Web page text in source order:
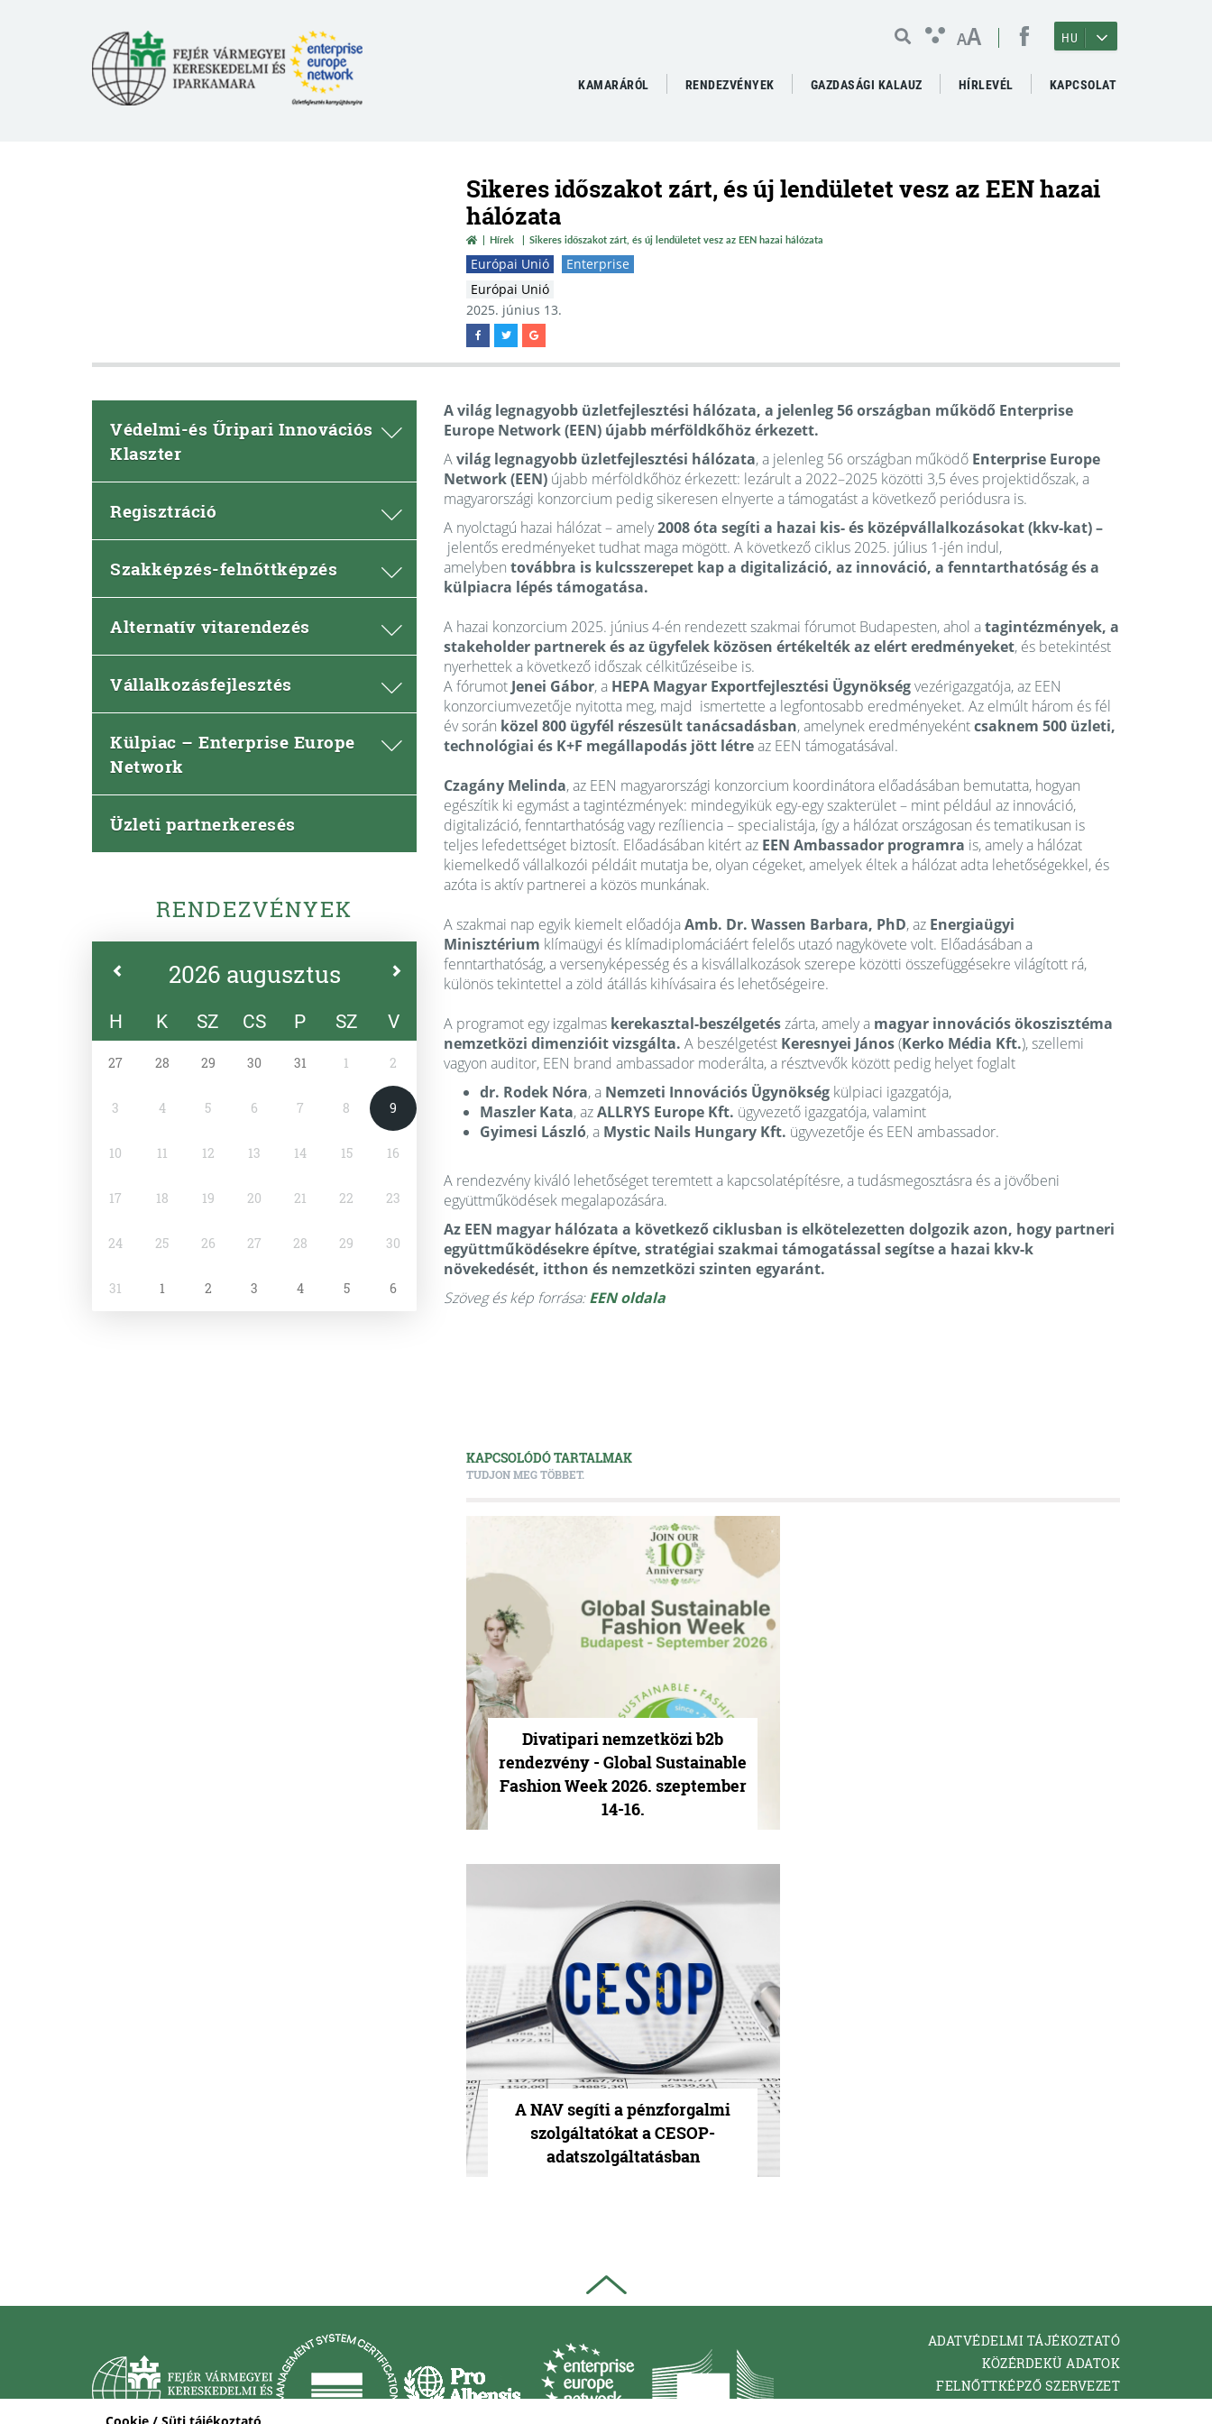
AA HU
KAMARÁRÓL RENDEZVÉNYEK GAZDASÁGI KALAUZ HÍRLEVÉL KAPCSOLAT
Sikeres időszakot zárt, és új lendületet vesz az EEN hazai
hálózata
Hírek Sikeres időszakot zárt, és új lendületet vesz az EEN hazai hálózata
Európai Unió
Enterprise
Európai Unió
2025. június 13.
Védelmi-és Űripari Innovációs
Klaszter
Regisztráció
Szakképzés-felnőttképzés
Alternatív vitarendezés
Vállalkozásfejlesztés
Külpiac – Enterprise Europe
Network
Üzleti partnerkeresés
RENDEZVÉNYEK
2026 augusztus
H K SZ CS P SZ V
27 28 29 30 31 1 2
3 4 5 6 7 8 9
10 11 12 13 14 15 16
17 18 19 20 21 22 23
24 25 26 27 28 29 30
31 1 2 3 4 5 6
A világ legnagyobb üzletfejlesztési hálózata, a jelenleg 56 országban működő Enterprise
Europe Network (EEN) újabb mérföldkőhöz érkezett.
Avilág legnagyobb üzletfejlesztési hálózata, a jelenleg 56 országban működő Enterprise Europe
Network (EEN) újabb mérföldkőhöz érkezett: lezárult a 2022–2025 közötti 3,5 éves projektidőszak, a
magyarországi konzorcium pedig sikeresen elnyerte a támogatást a következő periódusra is.
A nyolctagú hazai hálózat – amely2008 óta segíti a hazai kis- és középvállalkozásokat (kkv-kat) –
jelentős eredményeket tudhat maga mögött. A következő ciklus 2025. július 1-jén indul,
amelyben továbbra is kulcsszerepet kap a digitalizáció, az innováció, a fenntarthatóság és a
külpiacra lépés támogatása.
A hazai konzorcium 2025. június 4-én rendezett szakmai fórumot Budapesten, ahol atagintézmények, a
stakeholder partnerek és az ügyfelek közösen értékelték az elért eredményeket, és betekintést
nyerhettek a következő időszak célkitűzéseibe is.
A fórumot Jenei Gábor, a HEPA Magyar Exportfejlesztési Ügynökségvezérigazgatója, az EEN
konzorciumvezetője nyitotta meg, majd ismertette a legfontosabb eredményeket. Az elmúlt három és fél
év során közel 800 ügyfél részesült tanácsadásban, amelynek eredményekéntcsaknem 500 üzleti,
technológiai és K+F megállapodás jött létreaz EEN támogatásával.
Czagány Melinda, az EEN magyarországi konzorcium koordinátora előadásában bemutatta, hogyan
egészítik ki egymást a tagintézmények: mindegyikük egy-egy szakterület – mint például az innováció,
digitalizáció, fenntarthatóság vagy rezíliencia – specialistája, így a hálózat országosan és tematikusan is
teljes lefedettséget biztosít. Előadásában kitért az EEN Ambassador programra is, amely a hálózat
kiemelkedő vállalkozói példáit mutatja be, olyan cégeket, amelyek éltek a hálózat adta lehetőségekkel, és
azóta is aktív partnerei a közös munkának.
A szakmai nap egyik kiemelt előadójaAmb. Dr. Wassen Barbara, PhD, az Energiaügyi
Minisztérium klímaügyi és klímadiplomáciáért felelős utazó nagykövete volt. Előadásában a
fenntarthatóság, a versenyképesség és a kisvállalkozások szerepe közötti összefüggésekre világított rá,
különös tekintettel a zöld átállás kihívásaira és lehetőségeire.
A programot egy izgalmas kerekasztal-beszélgetészárta, amely a magyar innovációs ökoszisztéma
nemzetközi dimenzióit vizsgálta. A beszélgetést Keresnyei János(Kerko Média Kft.), szellemi
vagyon auditor, EEN brand ambassador moderálta, a résztvevők között pedig helyet foglalt
dr. Rodek Nóra, a Nemzeti Innovációs Ügynökség külpiaci igazgatója,
Maszler Kata, azALLRYS Europe Kft. ügyvezető igazgatója, valamint
Gyimesi László, a Mystic Nails Hungary Kft. ügyvezetője és EEN ambassador.
A rendezvény kiváló lehetőséget teremtett a kapcsolatépítésre, a tudásmegosztásra és a jövőbeni
együttműködések megalapozására.
Az EEN magyar hálózata a következő ciklusban is elkötelezetten dolgozik azon, hogy partneri
együttműködésekre építve, stratégiai szakmai támogatással segítse a hazai kkv-k
növekedését, itthon és nemzetközi szinten egyaránt.
Szöveg és kép forrása:EEN oldala
KAPCSOLÓDÓ TARTALMAK
TUDJON MEG TÖBBET.
Divatipari nemzetközi b2b
rendezvény - Global Sustainable
Fashion Week 2026. szeptember
14-16.
A NAV segíti a pénzforgalmi
szolgáltatókat a CESOP-
adatszolgáltatásban
ADATVÉDELMI TÁJÉKOZTATÓ
KÖZÉRDEKÜ ADATOK
FELNŐTTKÉPZŐ SZERVEZET